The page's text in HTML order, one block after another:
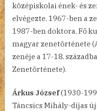
középiskolai ének- és
elvégezte. 1967-ben a
1987-ben doktora. Fő
magyar zenetörténete
zenéje a 17-18.
Zenetörténete).
Árkus József(1930-
Táncsics Mihály-díjas